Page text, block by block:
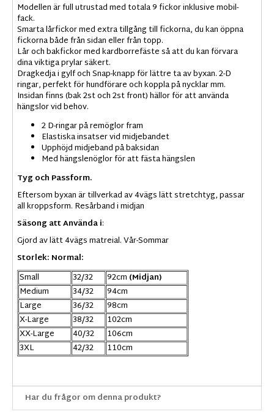
Modellen är full utrustad med totala 9 fickor inklusive mobil-
fack.
Smarta lårfickor med extra tillgång till fickorna, du kan öppna
fickorna både från sidan eller från topp.
Lår och bakfickor med kardborrefäste så att du kan förvara
dina viktiga prylar säkert.
Dragkedja i gylf och Snap-knapp för lättre ta av byxan. 2-D
ringar, perfekt för hundförare och koppla på nycklar mm.
Insidan finns (bak 2st och 2st front) hällor för att använda
hängslor vid behov.
2 D-ringar på remöglor fram
Elastiska insatser vid midjebandet
Upphöjd midjeband på baksidan
Med hängslenöglor för att fästa hängslen
Tyg och Passform.
Eftersom byxan är tillverkad av 4vägs lätt stretchtyg, passar
all kroppsform. Resårband i midjan
Säsong att Använda i:
Gjord av lätt 4vägs matreial. Vår-Sommar
Storlek: Normal:
Small
32/32 92cm (Midjan)
Medium
34/32
94cm
Large
36/32
98cm
X-Large
38/32
102cm
XX-Large
40/32
106cm
3XL
42/32 110cm
Har du frågor om denna produkt?